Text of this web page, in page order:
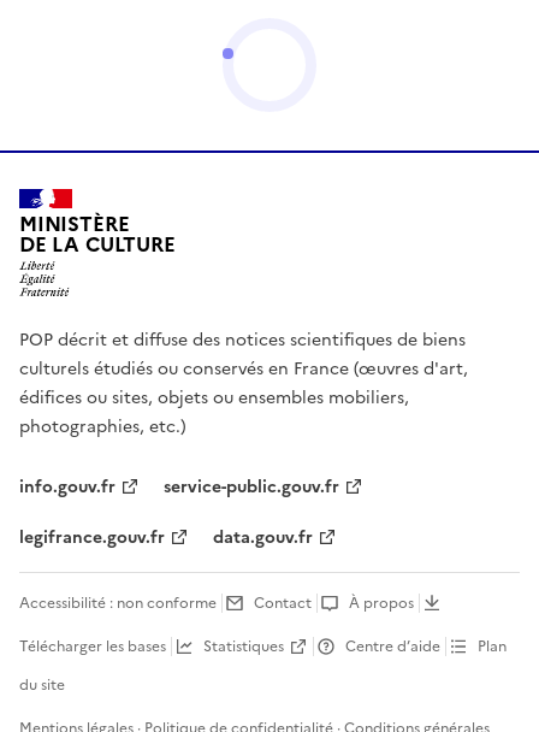
MINISTÈRE
DE LA CULTURE
POP décrit et diffuse des notices scientifiques de biens
culturels étudiés ou conservés en France (œuvres d'art,
édifices ou sites, objets ou ensembles mobiliers,
photographies, etc.)
info.gouv.fr
service-public.gouv.fr
legifrance.gouv.fr
data.gouv.fr
Accessibilité : non conforme Contact
À propos
Télécharger les bases
Statistiques Centre d’aide
Plan
du site